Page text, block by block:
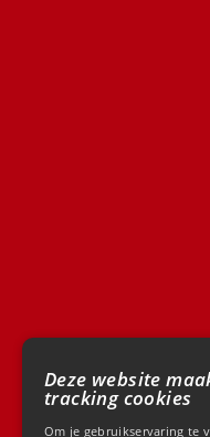
Deze website
tracking cookies
Om je gebruikservaring te